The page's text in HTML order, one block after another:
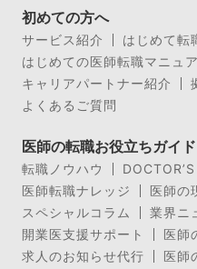
初めての方へ
サービス紹介
はじめて転
はじめての医師転職マニュ
キャリアパートナー紹介
よくあるご質問
医師の転職お役立ちガイド
転職ノウハウ
医師転職ナレッジ
医師の
スペシャルコラム
業界ニ
開業医支援サポート
医師
求人のお知らせ代行
医師